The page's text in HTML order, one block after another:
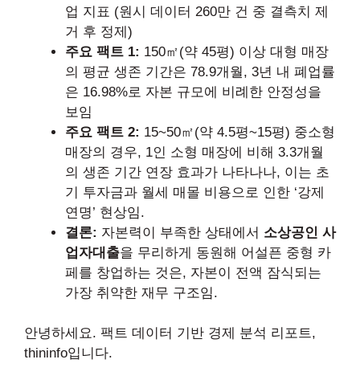
업 지표 (원시 데이터 260만 건 중 결측치 제
거 후 정제)
주요 팩트 1: 150㎡(약 45평) 이상 대형 매장
의 평균 생존 기간은 78.9개월, 3년 내 폐업률
은 16.98%로 자본 규모에 비례한 안정성을
보임
주요 팩트 2: 15~50㎡(약 4.5평~15평) 중소형
매장의 경우, 1인 소형 매장에 비해 3.3개월
의 생존 기간 연장 효과가 나타나나, 이는 초
기 투자금과 월세 매몰 비용으로 인한 ‘강제
연명’ 현상임.
결론: 자본력이 부족한 상태에서 소상공인 사
업자대출을 무리하게 동원해 어설픈 중형 카
페를 창업하는 것은, 자본이 전액 잠식되는
가장 취약한 재무 구조임.
안녕하세요. 팩트 데이터 기반 경제 분석 리포트,
thininfo입니다.